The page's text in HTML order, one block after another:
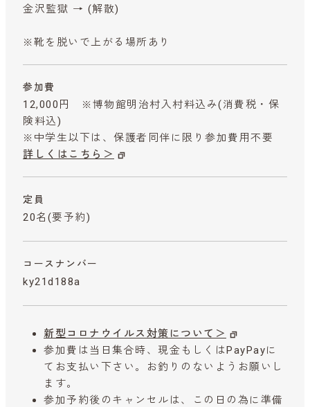
金沢監獄 → (解散)
※靴を脱いで上がる場所あり
参加費
12,000円 ※博物館明治村入村料込み(消費税・保
険料込)
※中学生以下は、保護者同伴に限り参加費用不要
詳しくはこちら＞
定員
20名(要予約)
コースナンバー
ky21d188a
新型コロナウイルス対策について＞
参加費は当日集合時、現金もしくはPayPayに
てお支払い下さい。お釣りのないようお願いし
ます。
参加予約後のキャンセルは、この日の為に準備